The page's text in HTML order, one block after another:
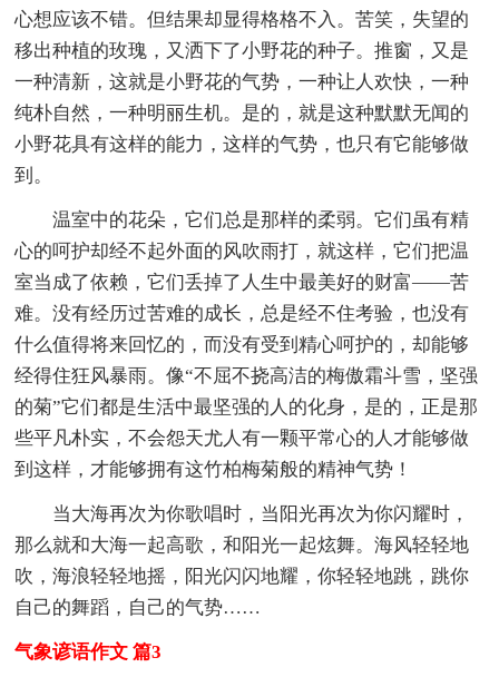
心想应该不错。但结果却显得格格不入。苦笑，失望的
移出种植的玫瑰，又洒下了小野花的种子。推窗，又是
一种清新，这就是小野花的气势，一种让人欢快，一种
纯朴自然，一种明丽生机。是的，就是这种默默无闻的
小野花具有这样的能力，这样的气势，也只有它能够做
到。
温室中的花朵，它们总是那样的柔弱。它们虽有精
心的呵护却经不起外面的风吹雨打，就这样，它们把温
室当成了依赖，它们丢掉了人生中最美好的财富——苦
难。没有经历过苦难的成长，总是经不住考验，也没有
什么值得将来回忆的，而没有受到精心呵护的，却能够
经得住狂风暴雨。像“不屈不挠高洁的梅傲霜斗雪，坚强
的菊”它们都是生活中最坚强的人的化身，是的，正是那
些平凡朴实，不会怨天尤人有一颗平常心的人才能够做
到这样，才能够拥有这竹柏梅菊般的精神气势！
当大海再次为你歌唱时，当阳光再次为你闪耀时，
那么就和大海一起高歌，和阳光一起炫舞。海风轻轻地
吹，海浪轻轻地摇，阳光闪闪地耀，你轻轻地跳，跳你
自己的舞蹈，自己的气势……
气象谚语作文 篇3